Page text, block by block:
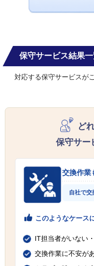
保守サービス結果
対応する保守サービスが
ど
保守サー
交換作業
自社で交
このようなケース
IT担当者がいない
交換作業に不安が